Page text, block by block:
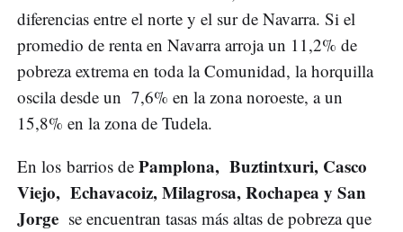
diferencias entre el norte y el sur de Navarra. Si el
promedio de renta en Navarra arroja un 11,2% de
pobreza extrema en toda la Comunidad, la horquilla
oscila desde un 7,6% en la zona noroeste, a un
15,8% en la zona de Tudela.
En los barrios de Pamplona, Buztintxuri, Casco
Viejo, Echavacoiz, Milagrosa, Rochapea y San
Jorge se encuentran tasas más altas de pobreza que